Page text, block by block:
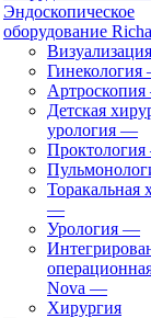
Эндоскопическое
оборудование
Визуализация
Гинекология
Артроскопия
Детская
урология —
Проктология
Торакальная
—
Урология —
Nova —
Хирургия